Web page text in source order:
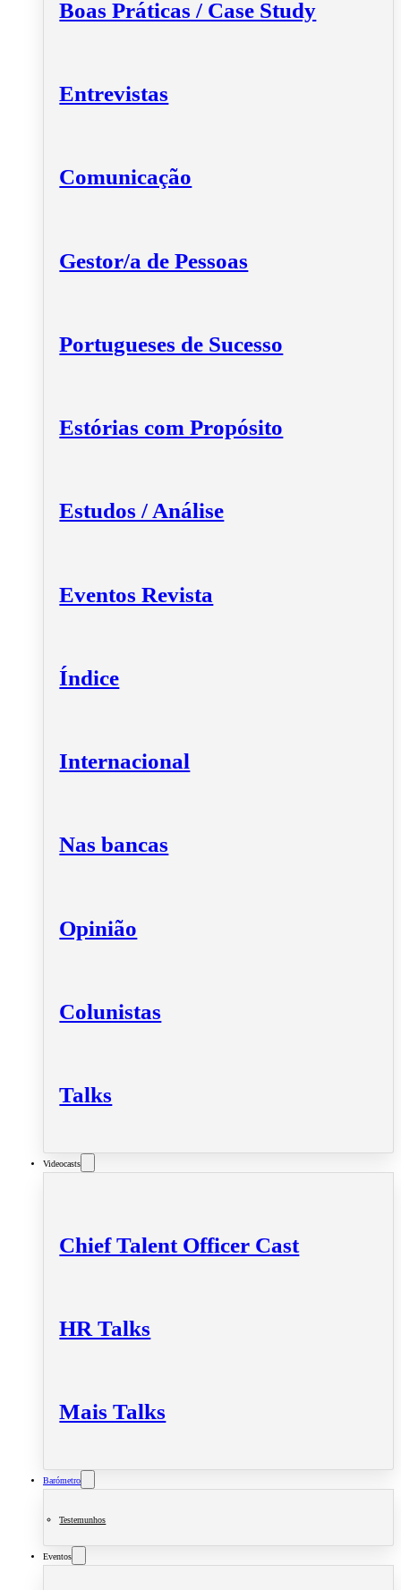
Boas Práticas / Case Study
Entrevistas
Comunicação
Gestor/a de Pessoas
Portugueses de Sucesso
Estórias com Propósito
Estudos / Análise
Eventos Revista
Índice
Internacional
Nas bancas
Opinião
Colunistas
Talks
Videocasts
Chief Talent Officer Cast
HR Talks
Mais Talks
Barómetro
Testemunhos
Eventos